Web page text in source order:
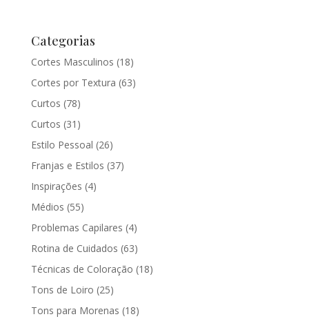
Categorias
Cortes Masculinos (18)
Cortes por Textura (63)
Curtos (78)
Curtos (31)
Estilo Pessoal (26)
Franjas e Estilos (37)
Inspirações (4)
Médios (55)
Problemas Capilares (4)
Rotina de Cuidados (63)
Técnicas de Coloração (18)
Tons de Loiro (25)
Tons para Morenas (18)